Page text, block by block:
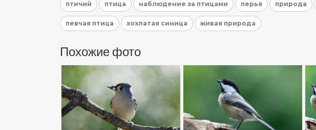
птичий птица наблюдение за птицами перья природа
певчая птица хохлатая синица живая природа
Похожие фото